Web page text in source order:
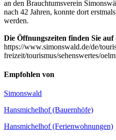
an den Brauchtumsverein
nach 42 Jahren, konnte dort
werden.
Die Öffnungszeiten finden Sie auf
https://www.simonswald.de/de/
freizeit/tourismus/sehenswertes/
Empfohlen von
Simonswald
Hansmichelhof (Bauernhöfe)
Hansmichelhof (Ferienwohnungen)